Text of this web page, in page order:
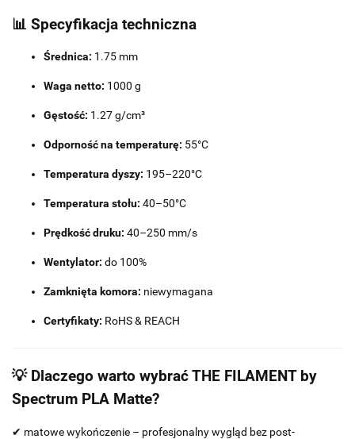
📊 Specyfikacja techniczna
Średnica: 1.75 mm
Waga netto: 1000 g
Gęstość: 1.27 g/cm³
Odporność na temperaturę: 55°C
Temperatura dyszy: 195–220°C
Temperatura stołu: 40–50°C
Prędkość druku: 40–250 mm/s
Wentylator: do 100%
Zamknięta komora: niewymagana
Certyfikaty: RoHS & REACH
💡 Dlaczego warto wybrać THE FILAMENT by
Spectrum PLA Matte?
✔ matowe wykończenie – profesjonalny wygląd bez post-